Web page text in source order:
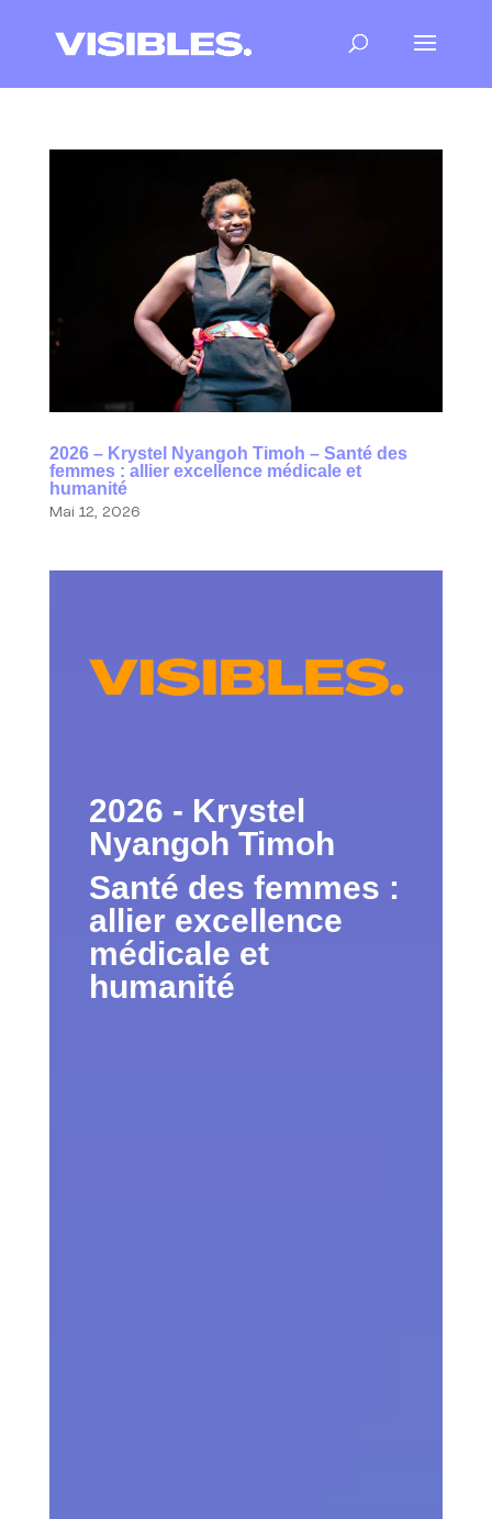
2026 – Krystel Nyangoh Timoh – Santé des
femmes : allier excellence médicale et
humanité
Mai 12, 2026
2026 - Krystel
Nyangoh Timoh
Santé des femmes :
allier excellence
médicale et
humanité